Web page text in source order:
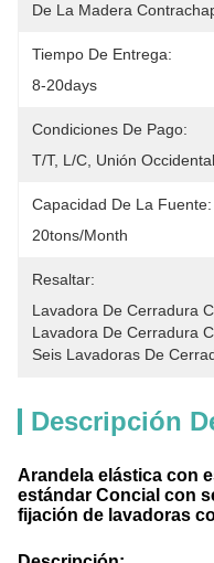
De La Madera
Tiempo De Entrega:
8-20days
Condiciones De Pago:
T/T, L/C, Unión
Capacidad De La Fuente:
20tons/month
Resaltar:
Lavadora De Cerradura
Lavadora De Cerradura
Seis Lavadoras De
Descripción
Arandela elástica con
estándar Concial con
fijación de lavadoras